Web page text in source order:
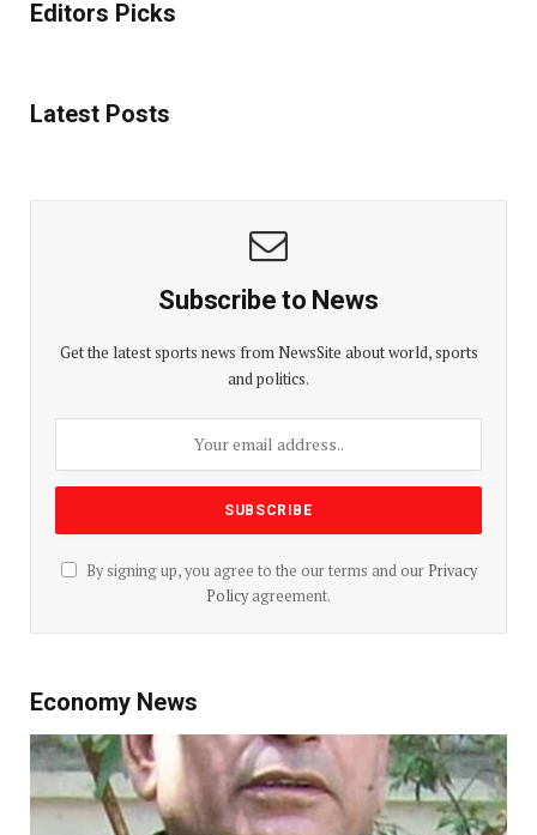
Editors Picks
Latest Posts
Subscribe to News
Get the latest sports news from NewsSite about world, sports
and politics.
By signing up, you agree to the our terms and our Privacy
Policyagreement.
Economy News